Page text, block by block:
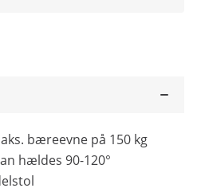
bæreevne på 150 kg
hældes 90-120°